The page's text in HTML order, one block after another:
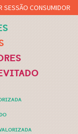
SESSÃO CONSUMIDOR